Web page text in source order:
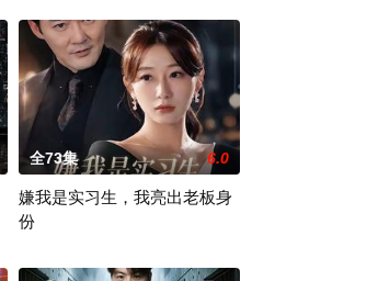
全73集 6.0
嫌我是实习生，我亮出老板身
份